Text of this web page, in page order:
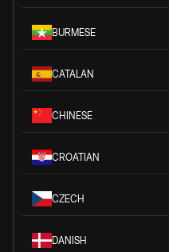
BURMESE
CATALAN
CHINESE
CROATIAN
CZECH
DANISH